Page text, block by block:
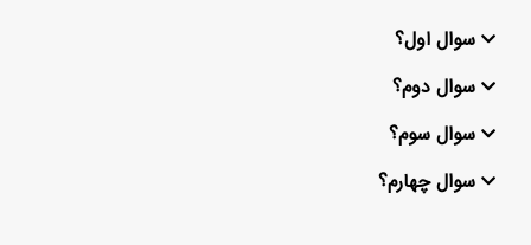
سوال اول؟
سوال دوم؟
سوال سوم؟
سوال چهارم؟